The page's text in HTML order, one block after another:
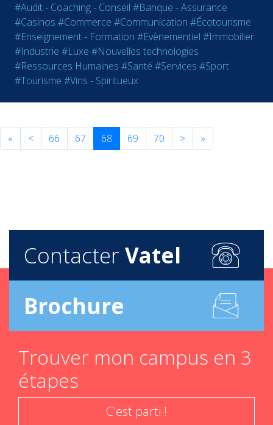
#Audit - Coaching - Conseil #Banque - Assurance
#Casinos #Commerce #Communication #Écotourisme
#Enseignement - Formation #Evènementiel #Immobilier
#Industrie #Luxe #Nouvelles technologies
#Ressources Humaines #Santé #Services #Sport
#Tourisme #Vins - Spiritueux
« < 66 67 68 69 70 > »
Contacter Vatel
Brochure
Trouver mon campus en 3
étapes
C'est parti !